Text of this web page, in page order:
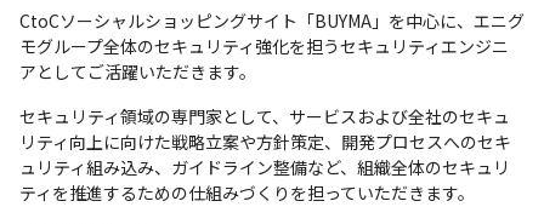
CtoCソーシャルショッピングサイト「BUYMA」を中心に、エニグ
モグループ全体のセキュリティ強化を担うセキュリティエンジニ
アとしてご活躍いただきます。
セキュリティ領域の専門家として、サービスおよび全社のセキュ
リティ向上に向けた戦略立案や方針策定、開発プロセスへのセキ
ュリティ組み込み、ガイドライン整備など、組織全体のセキュリ
ティを推進するための仕組みづくりを担っていただきます。